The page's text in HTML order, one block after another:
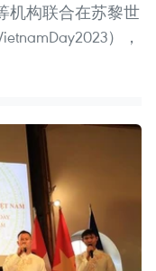
机构联合在苏黎世
），